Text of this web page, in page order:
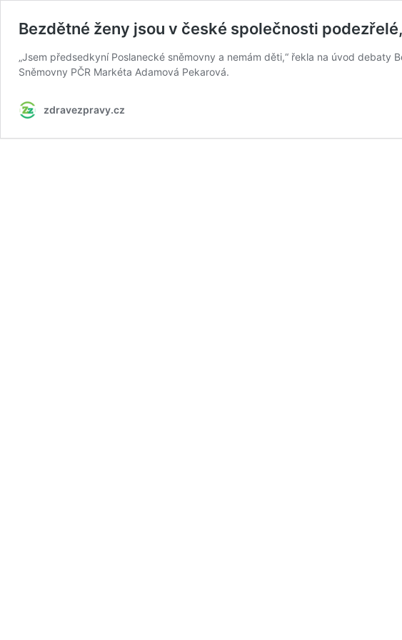
Bezdětné ženy jsou v české společnosti
„Jsem předsedkyní Poslanecké sněmovny a nemám děti,“ řekla na úvod
Sněmovny PČR Markéta Adamová Pekarová.
zdravezpravy.cz